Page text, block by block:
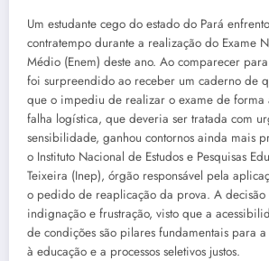
Um estudante cego do estado do Pará
contratempo durante a realização do Exame
Médio (Enem) deste ano. Ao comparecer
foi surpreendido ao receber um caderno de
que o impediu de realizar o exame de forma
falha logística, que deveria ser tratada com
sensibilidade, ganhou contornos ainda mais
o Instituto Nacional de Estudos e Pesquisas
Teixeira (Inep), órgão responsável pela
o pedido de reaplicação da prova. A decisão
indignação e frustração, visto que a
de condições são pilares fundamentais para
à educação e a processos seletivos justos.